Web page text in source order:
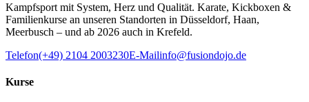
Kampfsport mit System, Herz und Qualität. Karate, Kickboxen &
Familienkurse an unseren Standorten in Düsseldorf, Haan,
Meerbusch – und ab 2026 auch in Krefeld.
Telefon(+49) 2104 2003230E-Mailinfo@fusiondojo.de
Kurse